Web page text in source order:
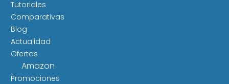
Tutoriales
Comparativas
Blog
Actualidad
Ofertas
Amazon
Promociones